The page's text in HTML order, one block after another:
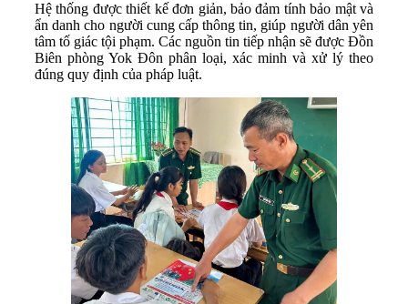
Hệ thống được thiết kế đơn giản, bảo đảm tính bảo mật và
ẩn danh cho người cung cấp thông tin, giúp người dân yên
tâm tố giác tội phạm. Các nguồn tin tiếp nhận sẽ được Đồn
Biên phòng Yok Đôn phân loại, xác minh và xử lý theo
đúng quy định của pháp luật.